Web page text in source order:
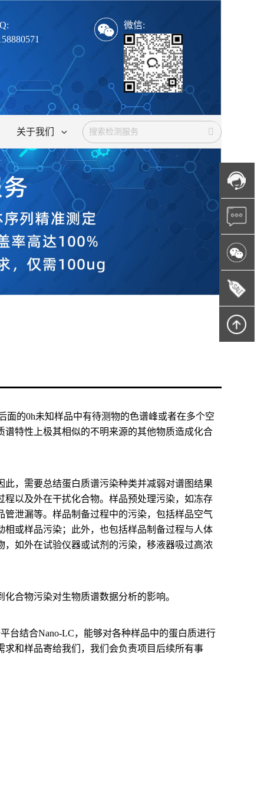
微信:
关于我们
的0h未知样品中有待测物的色谱峰或者在多个空
特性上极其相似的不明来源的其他物质造成化合
，需要总结蛋白质谱污染种类并减弱对谱图结果
以及外在干扰化合物。样品预处理污染，如冻存
泄漏等。样品制备过程中的污染，包括样品空气
或样品污染；此外，也包括样品制备过程与人体
如外在试验仪器或试剂的污染，移液器吸过高浓
合物污染对生物质谱数据分析的影响。
台结合Nano-LC，能够对各种样品中的蛋白质进行
和样品寄给我们，我们会负责项目后续所有事